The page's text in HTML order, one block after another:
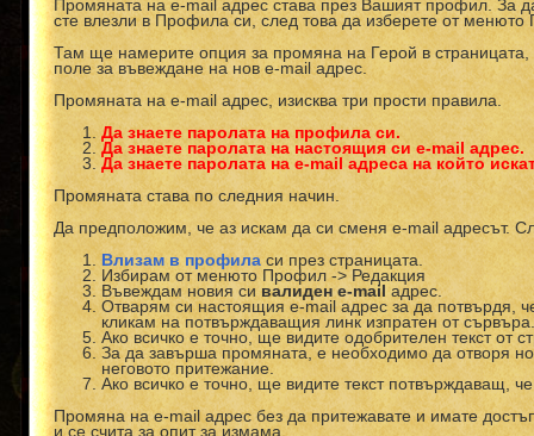
Промяната на e-mail адрес става през Вашият профил. За
сте влезли в Профила си, след това да изберете от
Там ще намерите опция за промяна на Герой в
поле за въвеждане на нов e-mail адрес.
Промяната на e-mail адрес, изисква три прости правила.
Да знаете паролата на профила си.
Да знаете паролата на настоящия си e-mail адрес.
Да знаете паролата на e-mail адреса на който
Промяната става по следния начин.
Да предположим, че аз искам да си сменя e-mail адресът.
Влизам в профиласи през страницата.
Избирам от менюто Профил -> Редакция
Въвеждам новия си валиден e-mailадрес.
Отварям си настоящия e-mail адрес за да потвърдя,
кликам на потвърждаващия линк изпратен от сървъра.
Ако всичко е точно, ще видите одобрителен текст от
За да завърша промяната, е необходимо да отворя
неговото притежание.
Ако всичко е точно, ще видите текст потвърждаващ,
Промяна на e-mail адрес без да притежавате и имате
и се счита за опит за измама.